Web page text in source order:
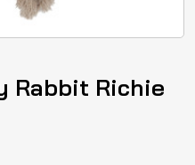
Rabbit Richie